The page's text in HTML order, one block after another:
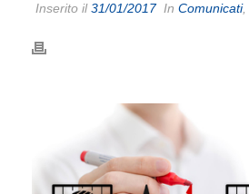
Inserito il31/01/2017 In Comunicati,